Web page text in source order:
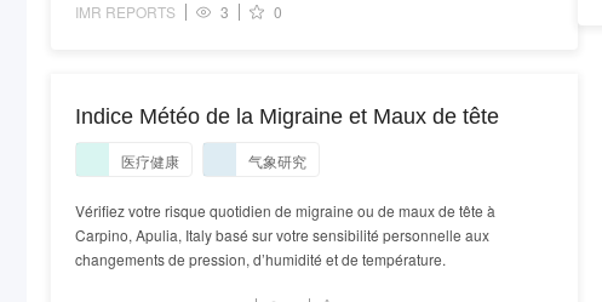
IMR REPORTS 3 0
Indice Météo de la Migraine et Maux de tête
医疗健康 气象研究
Vérifiez votre risque quotidien de migraine ou de maux de tête à
Carpino, Apulia, Italy basé sur votre sensibilité personnelle aux
changements de pression, d’humidité et de température.